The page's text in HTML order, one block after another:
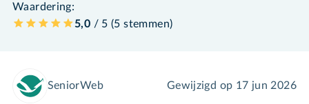
Waardering:
5,0 / 5 (5 stemmen)
SeniorWeb Gewijzigd op 17 jun 2026